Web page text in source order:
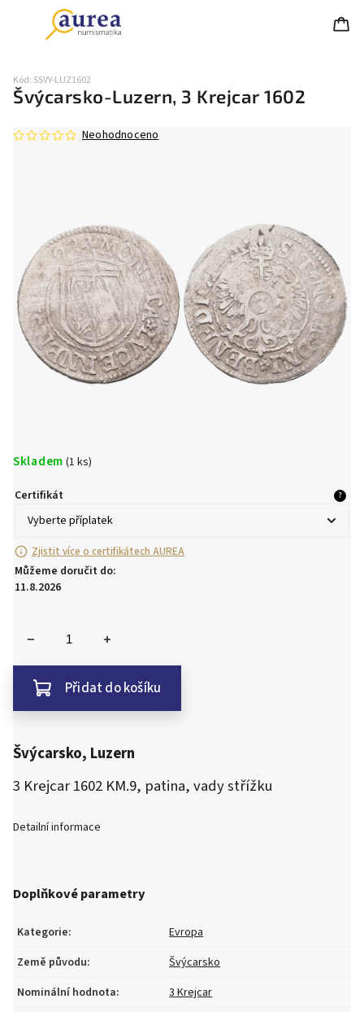
Švýcarsko-Luzern, 3 Krejcar 1602
Kód: SSVY-LUZ1602
Neohodnoceno
Skladem (1 ks)
Certifikát ?
Zjistit více o certifikátech AUREA
Můžeme doručit do:
11.8.2026
Přidat do košíku
Švýcarsko, Luzern
3 Krejcar 1602 KM.9, patina, vady střížku
Detailní informace
Doplňkové parametry
Kategorie:
Evropa
Země původu:
Švýcarsko
Nominální hodnota:
3 Krejcar